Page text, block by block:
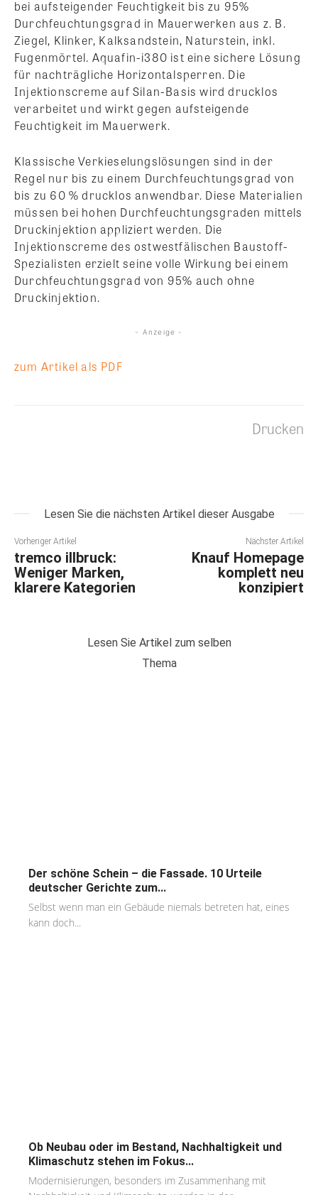
bei aufsteigender Feuchtigkeit bis zu 95%
Durchfeuchtungsgrad in Mauerwerken aus z. B.
Ziegel, Klinker, Kalksandstein, Naturstein, inkl.
Fugenmörtel. Aquafin-i380 ist eine sichere Lösung
für nachträgliche Horizontalsperren. Die
Injektionscreme auf Silan-Basis wird drucklos
verarbeitet und wirkt gegen aufsteigende
Feuchtigkeit im Mauerwerk.
Klassische Verkieselungslösungen sind in der
Regel nur bis zu einem Durchfeuchtungsgrad von
bis zu 60 % drucklos anwendbar. Diese Materialien
müssen bei hohen Durchfeuchtungsgraden mittels
Druckinjektion appliziert werden. Die
Injektionscreme des ostwestfälischen Baustoff-
Spezialisten erzielt seine volle Wirkung bei einem
Durchfeuchtungsgrad von 95% auch ohne
Druckinjektion.
- Anzeige -
zum Artikel als PDF
Drucken
Lesen Sie die nächsten Artikel dieser Ausgabe
Vorheriger Artikel
tremco illbruck:
Weniger Marken,
klarere Kategorien
Nächster Artikel
Knauf Homepage
komplett neu
konzipiert
Lesen Sie Artikel zum selben
Thema
Der schöne Schein – die Fassade. 10 Urteile
deutscher Gerichte zum...
Selbst wenn man ein Gebäude niemals betreten hat, eines
kann doch...
Ob Neubau oder im Bestand, Nachhaltigkeit und
Klimaschutz stehen im Fokus...
Modernisierungen, besonders im Zusammenhang mit